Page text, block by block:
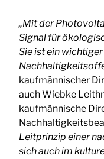
„Mit der
Signal für
Sie ist ein
kaufmännischer
auch Wiebke
kaufmännische
Leitprinzip einer
sich auch im